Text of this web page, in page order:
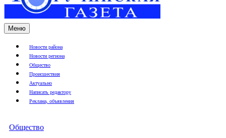
Меню
Новости района
Новости региона
Общество
Происшествия
Актуально
Написать редактору
Реклама, объявления
Общество